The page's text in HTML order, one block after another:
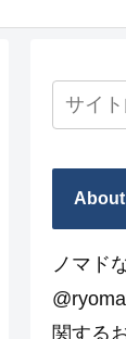
About
ノマド
関する